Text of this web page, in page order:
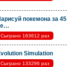
покемона за 45
Сыграно 163612 раз
Simulation
Сыграно 133296 раз